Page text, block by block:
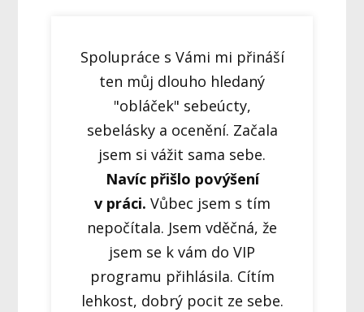
Spolupráce s Vámi mi přináší
ten můj dlouho hledaný
"obláček" sebeúcty,
sebelásky a ocenění. Začala
jsem si vážit sama sebe.
Navíc přišlo povýšení
v práci. Vůbec jsem s tím
nepočítala. Jsem vděčná, že
jsem se k vám do VIP
programu přihlásila. Cítím
lehkost, dobrý pocit ze sebe.